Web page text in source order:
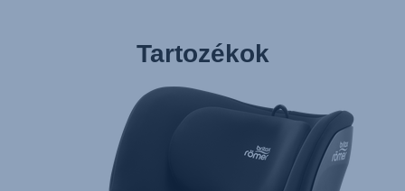
Tartozékok